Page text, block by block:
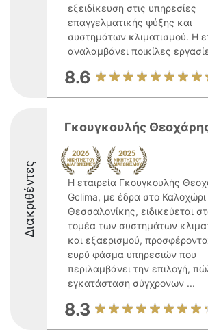
εξειδίκευση στις υπηρεσίες
επαγγελματικής ψύξης και
συστημάτων κλιματισμού. Η
αναλαμβάνει ποικίλες
8.6
Διακριθέντες
Γκουγκουλής
Η εταιρεία Γκουγκουλής
Gclima, με έδρα στο Καλοχώρι
Θεσσαλονίκης, ειδικεύεται
τομέα των συστημάτων
και εξαερισμού,
ευρύ φάσμα υπηρεσιών που
περιλαμβάνει την επιλογή,
εγκατάσταση σύγχρονων ...
8.3